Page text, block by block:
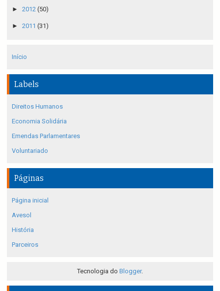
► 2012 (50)
► 2011 (31)
Início
Labels
Direitos Humanos
Economia Solidária
Emendas Parlamentares
Voluntariado
Páginas
Página inicial
Avesol
História
Parceiros
Tecnologia do Blogger.